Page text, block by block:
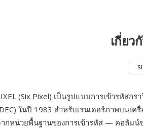
เกี่ยว
(Six Pixel) เป็นรูปแบบการเข้ารหัสก
ในปี 1983 สำหรับเรนเดอร์ภาพบนเ
กหน่วยพื้นฐานของการเข้ารหัส — คอลัมน์